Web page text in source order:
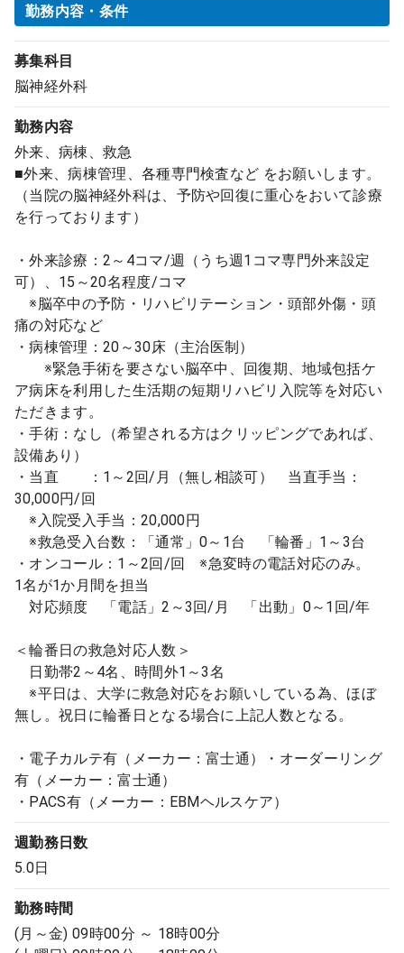
勤務内容・条件
募集科目
脳神経外科
勤務内容
外来、病棟、救急
■外来、病棟管理、各種専門検査など をお願いします。
（当院の脳神経外科は、予防や回復に重心をおいて診療
を行っております）
・外来診療：2～4コマ/週（うち週1コマ専門外来設定
可）、15～20名程度/コマ
※脳卒中の予防・リハビリテーション・頭部外傷・頭
痛の対応など
・病棟管理：20～30床（主治医制）
※緊急手術を要さない脳卒中、回復期、地域包括ケ
ア病床を利用した生活期の短期リハビリ入院等を対応い
ただきます。
・手術：なし（希望される方はクリッピングであれば、
設備あり）
・当直 ：1～2回/月（無し相談可） 当直手当：
30,000円/回
※入院受入手当：20,000円
※救急受入台数：「通常」0～1台 「輪番」1～3台
・オンコール：1～2回/回 ※急変時の電話対応のみ。
1名が1か月間を担当
対応頻度 「電話」2～3回/月 「出動」0～1回/年
＜輪番日の救急対応人数＞
日勤帯2～4名、時間外1～3名
※平日は、大学に救急対応をお願いしている為、ほぼ
無し。祝日に輪番日となる場合に上記人数となる。
・電子カルテ有（メーカー：富士通）・オーダーリング
有（メーカー：富士通）
・PACS有（メーカー：EBMヘルスケア）
週勤務日数
5.0日
勤務時間
(月～金) 09時00分 ～ 18時00分